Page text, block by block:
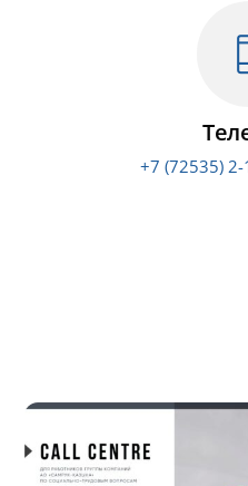
+7 (72535)